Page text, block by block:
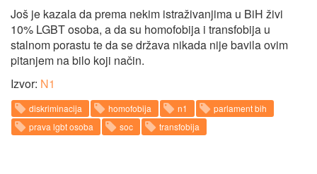
Još je kazala da prema nekim istraživanjima u BiH živi
10% LGBT osoba, a da su homofobija i transfobija u
stalnom porastu te da se država nikada nije bavila ovim
pitanjem na bilo koji način.
Izvor: N1
diskriminacija homofobija n1
parlament bih
prava lgbt osoba
soc transfobija